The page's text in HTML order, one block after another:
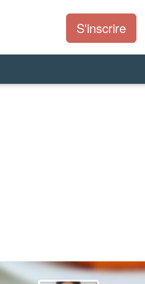
S'inscrire